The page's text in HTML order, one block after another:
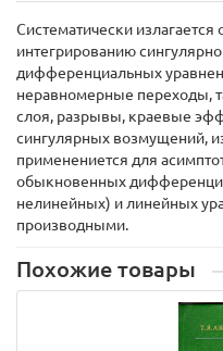
Систематически
интегрированию
дифференциальных
неравномерные переходы,
слоя, разрывы, краевые
сингулярных возмущений,
применениется для
обыкновенных
нелинейных) и линейных
производными.
Похожие товары